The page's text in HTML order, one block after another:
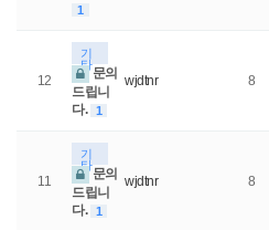
1
12
기
타
문의
드립니
다. 1
wjdtnr 8
11
기
타
문의
드립니
다. 1
wjdtnr 8